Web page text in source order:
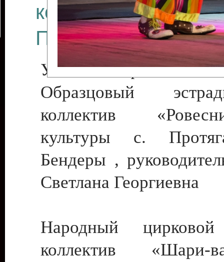
коллективов
Приднестровского
Участники фестиваля:
Образцовый
коллектив
культуры с.
Бендеры ,
Светлана Георгиевна
Народный цирковой
коллектив